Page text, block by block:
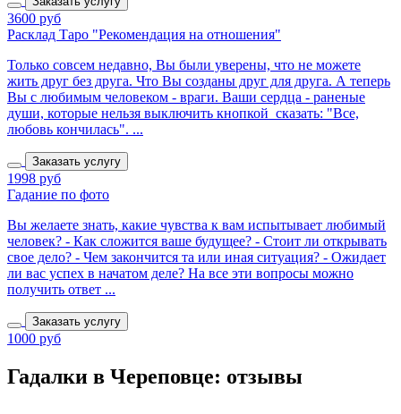
3600 руб
Расклад Таро "Рекомендация на отношения"
Только совсем недавно, Вы были уверены, что не можете
жить друг без друга. Что Вы созданы друг для друга. А теперь
Вы с любимым человеком - враги. Ваши сердца - раненые
души, которые нельзя выключить кнопкой сказать: "Все,
любовь кончилась". ...
Заказать услугу
1998 руб
Гадание по фото
Вы желаете знать, какие чувства к вам испытывает любимый
человек? - Как сложится ваше будущее? - Стоит ли открывать
свое дело? - Чем закончится та или иная ситуация? - Ожидает
ли вас успех в начатом деле? На все эти вопросы можно
получить ответ ...
Заказать услугу
1000 руб
Гадалки в Череповце: отзывы